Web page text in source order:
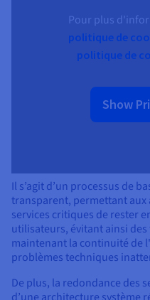
Pour plus
politique de
politique de
Show
Il s’agit d’un processus de
transparent, permettant aux
services critiques de rester
utilisateurs, évitant ainsi
maintenant la continuité de
problèmes techniques
De plus, la redondance des